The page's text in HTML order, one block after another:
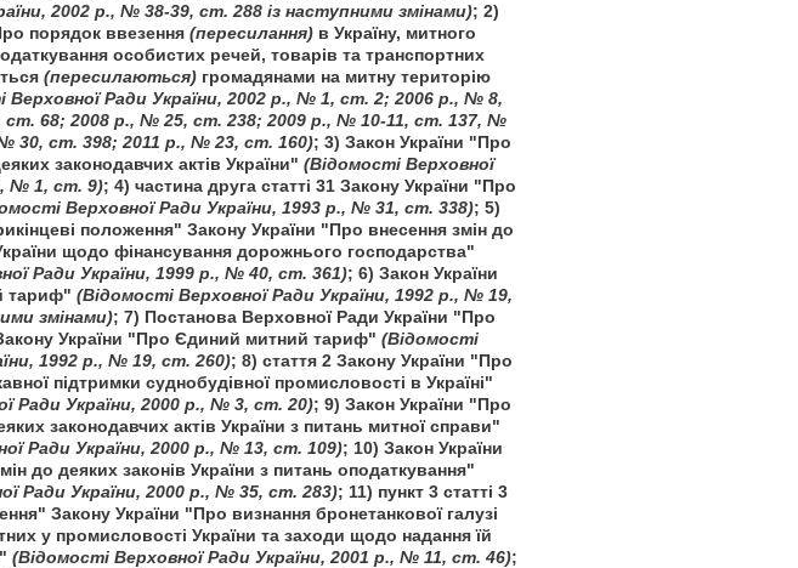
2002 р., № 38-39, ст. 288 із наступними змінами); 2)
порядок ввезення (пересилання) в Україну, митного
особистих речей, товарів та транспортних
(пересилаються) громадянами на митну територію
Верховної Ради України, 2002 р., № 1, ст. 2; 2006 р., № 8,
68; 2008 р., № 25, ст. 238; 2009 р., № 10-11, ст. 137, №
30, ст. 398; 2011 р., № 23, ст. 160); 3) Закон України "Про
законодавчих актів України" (Відомості Верховної
№ 1, ст. 9); 4) частина друга статті 31 Закону України "Про
Верховної Ради України, 1993 р., № 31, ст. 338); 5)
положення" Закону України "Про внесення змін до
щодо фінансування дорожнього господарства"
Ради України, 1999 р., № 40, ст. 361); 6) Закон України
тариф" (Відомості Верховної Ради України, 1992 р., № 19,
змінами); 7) Постанова Верховної Ради України "Про
України "Про Єдиний митний тариф" (Відомості
1992 р., № 19, ст. 260); 8) стаття 2 Закону України "Про
підтримки суднобудівної промисловості в Україні"
Ради України, 2000 р., № 3, ст. 20); 9) Закон України "Про
законодавчих актів України з питань митної справи"
Ради України, 2000 р., № 13, ст. 109); 10) Закон України
до деяких законів України з питань оподаткування"
Ради України, 2000 р., № 35, ст. 283); 11) пункт 3 статті 3
Закону України "Про визнання бронетанкової галузі
у промисловості України та заходи щодо надання їй
(Відомості Верховної Ради України, 2001 р., № 11, ст. 46);